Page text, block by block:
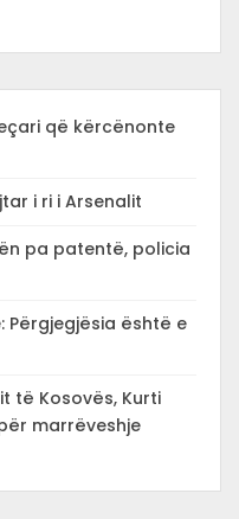
që kërcënonte
i ri i Arsenalit
pa patentë, policia
Përgjegjësia është e
të Kosovës, Kurti
marrëveshje